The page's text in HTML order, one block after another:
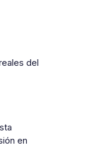
del
en